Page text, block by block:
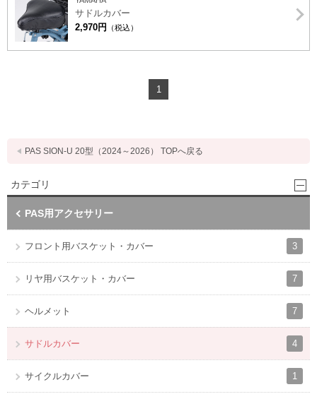
サドルカバー
2,970円
（税込）
1
PAS SION-U 20型（2024～2026） TOPへ戻る
カテゴリ
PAS用アクセサリー
フロント用バスケット・カバー 3
リヤ用バスケット・カバー 7
ヘルメット 7
サドルカバー 4
サイクルカバー 1